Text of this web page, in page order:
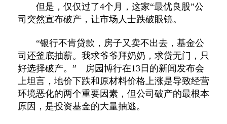
但是，仅仅过了4个月，这家“最优良股”公
司突然宣布破产，让市场人士跌破眼镜。
“银行不肯贷款，房子又卖不出去，基金公
司还釜底抽薪。我求爷爷拜奶奶，求贷无门，只
好选择破产。” 房园博行在13日的新闻发布会
上坦言，地价下跌和原材料价格上涨是导致经营
环境恶化的两个重要因素，但公司破产的最根本
原因，是投资基金的大量抽逃。